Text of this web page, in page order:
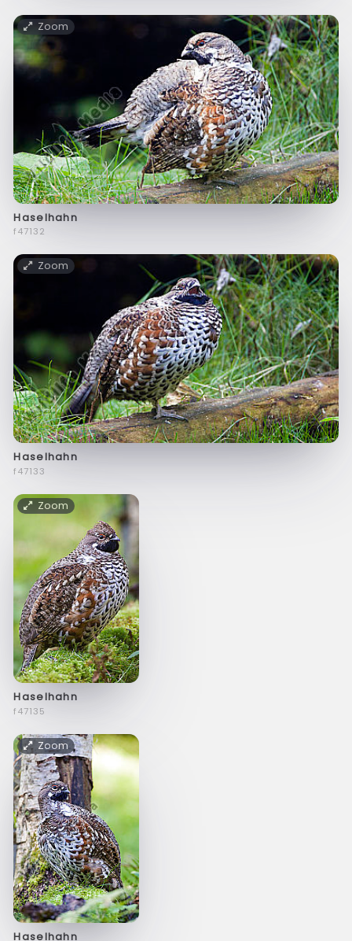
Zoom
Haselhahn
f47132
Zoom
Haselhahn
f47133
Zoom
Haselhahn
f47135
Zoom
Haselhahn